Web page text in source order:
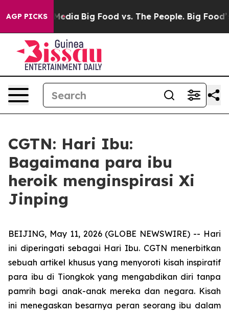
AGP PICKS
Media Big Food vs. The People. Big Food’s
CGTN: Hari Ibu:
Bagaimana para ibu
heroik menginspirasi Xi
Jinping
BEIJING, May 11, 2026 (GLOBE NEWSWIRE) -- Hari
ini diperingati sebagai Hari Ibu. CGTN menerbitkan
sebuah artikel khusus yang menyoroti kisah inspiratif
para ibu di Tiongkok yang mengabdikan diri tanpa
pamrih bagi anak-anak mereka dan negara. Kisah
ini menegaskan besarnya peran seorang ibu dalam